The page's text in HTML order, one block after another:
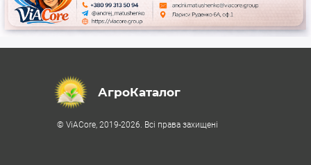
АгроКаталог
© ViACore, 2019-2026. Всі права захищені